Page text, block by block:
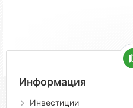
Информация
Инвестиции